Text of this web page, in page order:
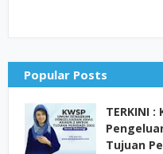
Popular Posts
TERKINI
Tujuan